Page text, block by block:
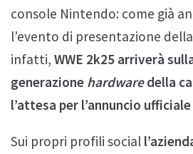
console Nintendo: come già
l’evento di presentazione
infatti, WWE 2k25 arriverà
generazione hardwaredella
l’attesa per l’annuncio
Sui propri profili social